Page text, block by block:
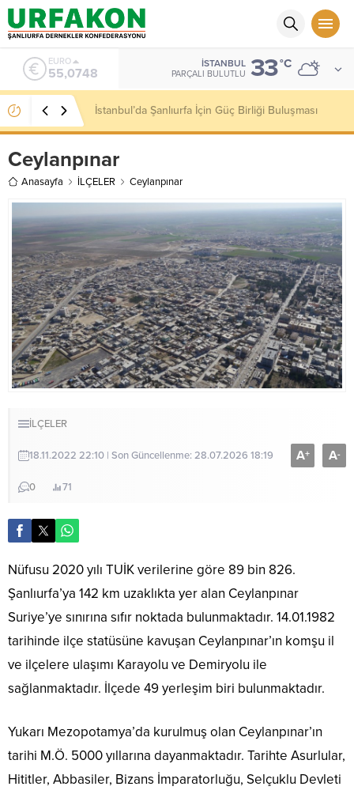
ALTIN
6.623,43
İSTANBUL
PARÇALI BULUTLU 33°C
Kaymakamımız Sayın Niyazi Erten’e Hayırlı Olsun
Ziyareti Gerçekleştirdik
Ceylanpınar
Anasayfa İLÇELER Ceylanpınar
İLÇELER
18.11.2022 22:10 | Son Güncellenme: 28.07.2026 18:19
0 71
A+ A-
Nüfusu 2020 yılı TUİK verilerine göre 89 bin 826.
Şanlıurfa’ya 142 km uzaklıkta yer alan Ceylanpınar
Suriye’ye sınırına sıfır noktada bulunmaktadır. 14.01.1982
tarihinde ilçe statüsüne kavuşan Ceylanpınar’ın komşu il
ve ilçelere ulaşımı Karayolu ve Demiryolu ile
sağlanmaktadır. İlçede 49 yerleşim biri bulunmaktadır.
Yukarı Mezopotamya’da kurulmuş olan Ceylanpınar’ın
tarihi M.Ö. 5000 yıllarına dayanmaktadır. Tarihte Asurlular,
Hititler, Abbasiler, Bizans İmparatorluğu, Selçuklu Devleti